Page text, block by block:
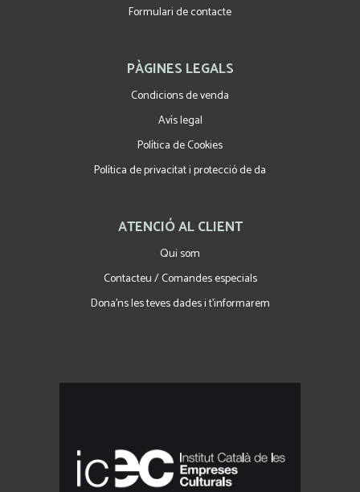
Formulari de contacte
PÀGINES LEGALS
Condicions de venda
Avís legal
Política de Cookies
Política de privacitat i protecció de da
ATENCIÓ AL CLIENT
Qui som
Contacteu / Comandes especials
Dona'ns les teves dades i t'informarem